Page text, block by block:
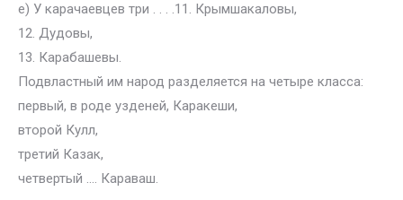
е) У карачаевцев три . . . .11. Крымшакаловы,
12. Дудовы,
13. Карабашевы.
Подвластный им народ разделяется на четыре класса:
первый, в роде узденей, Каракеши,
второй Кулл,
третий Казак,
четвертый …. Караваш.